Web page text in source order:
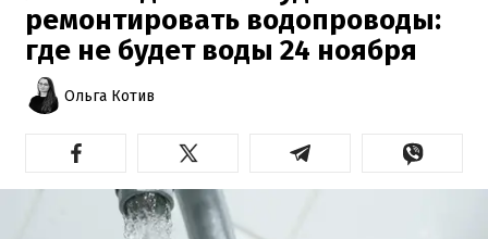
ремонтировать водопроводы:
где не будет воды 24 ноября
Ольга Котив